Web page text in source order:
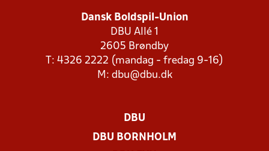
Dansk Boldspil-Union
DBU Allé 1
2605 Brøndby
T: 4326 2222 (mandag - fredag 9-16)
M: dbu@dbu.dk
DBU
DBU BORNHOLM